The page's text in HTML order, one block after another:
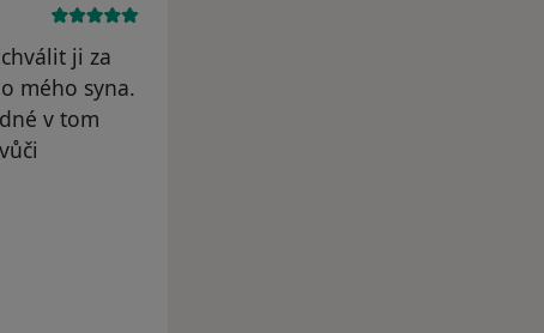
ji za
mého syna.
v tom